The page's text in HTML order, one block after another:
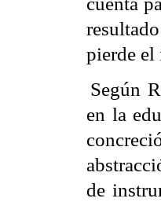
pierde el
Según
en la
de